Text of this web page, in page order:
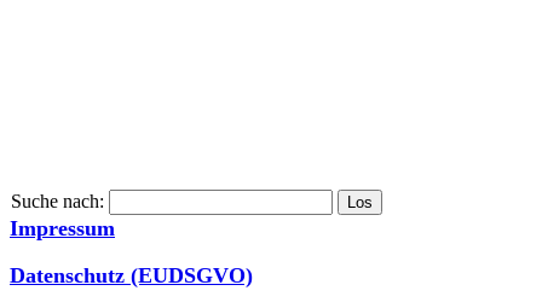
Suche nach:
Impressum
Datenschutz (EUDSGVO)